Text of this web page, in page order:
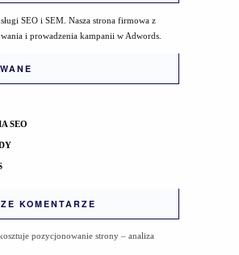
SEO i SEM. Nasza strona firmowa z
i prowadzenia kampanii w Adwords.
SEO
KOMENTARZE
pozycjonowanie strony – analiza